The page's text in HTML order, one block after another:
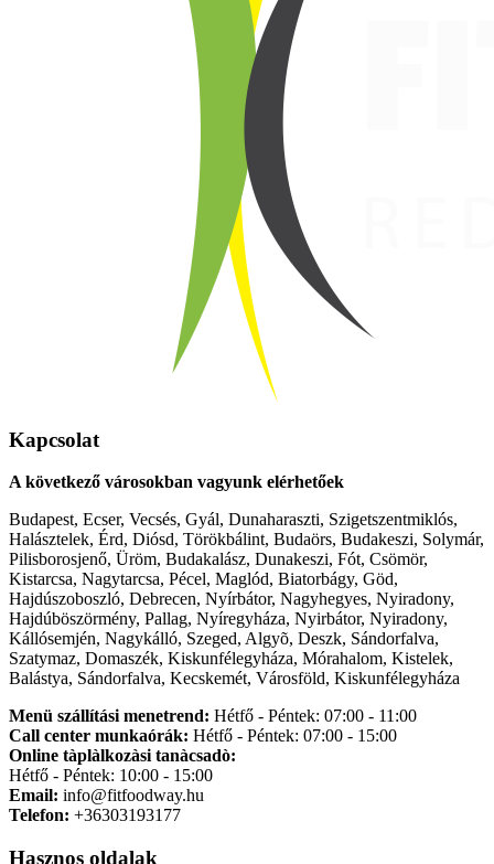
Kapcsolat
A következő városokban vagyunk elérhetőek
Budapest, Ecser, Vecsés, Gyál, Dunaharaszti, Szigetszentmiklós,
Halásztelek, Érd, Diósd, Törökbálint, Budaörs, Budakeszi, Solymár,
Pilisborosjenő, Üröm, Budakalász, Dunakeszi, Fót, Csömör,
Kistarcsa, Nagytarcsa, Pécel, Maglód, Biatorbágy, Göd,
Hajdúszoboszló, Debrecen, Nyírbátor, Nagyhegyes, Nyiradony,
Hajdúböszörmény, Pallag, Nyíregyháza, Nyirbátor, Nyiradony,
Kállósemjén, Nagykálló, Szeged, Algyõ, Deszk, Sándorfalva,
Szatymaz, Domaszék, Kiskunfélegyháza, Mórahalom, Kistelek,
Balástya, Sándorfalva, Kecskemét, Városföld, Kiskunfélegyháza
Menü szállítási menetrend: Hétfő - Péntek: 07:00 - 11:00
Call center munkaórák: Hétfő - Péntek: 07:00 - 15:00
Online tàplàlkozàsi tanàcsadò:
Hétfő - Péntek: 10:00 - 15:00
Email: info@fitfoodway.hu
Telefon: +36303193177
Hasznos oldalak